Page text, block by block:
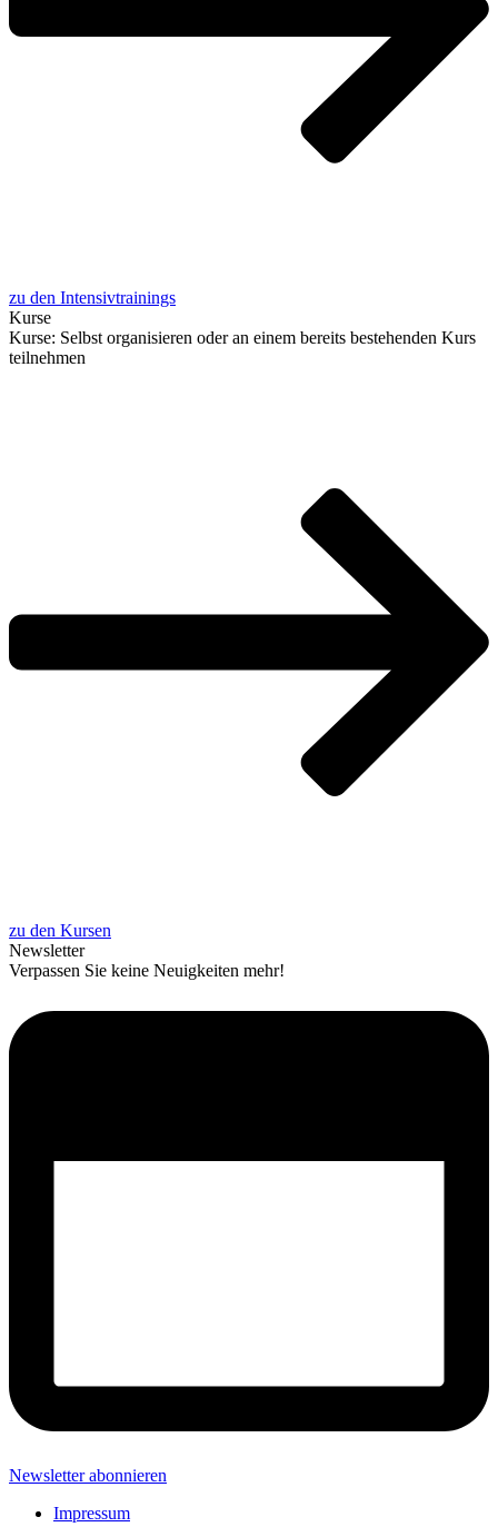
zu den Intensivtrainings
Kur­se
Kur­se: Selbst orga­ni­sie­ren oder an einem bereits bestehen­den Kurs
teilnehmen
zu den Kursen
News­let­ter
Ver­pas­sen Sie kei­ne Neu­ig­kei­ten mehr!
Newsletter abonnieren
Impressum